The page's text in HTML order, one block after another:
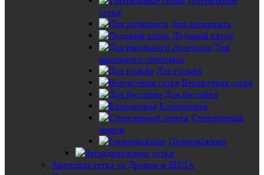
сетки
Для лабиринта
Ледовый каток
Для
школьного спортзала
Для гольфа
Веревочная сетка
Для бассейна
Капроновая
Спортивный
манеж
Горнолыжные
Защитная сетка от Дронов и БПЛА